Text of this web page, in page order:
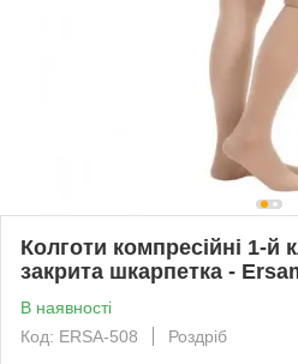
Колготи компресійні 1-й
закрита шкарпетка -
В наявності
Код: ERSA-508
Роздріб